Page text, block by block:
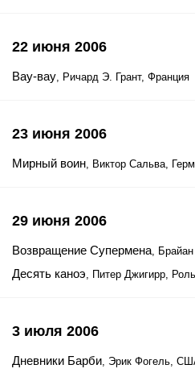
22 июня 2006
Вау-вау, Ричард Э. Грант, Франция
23 июня 2006
Мирный воин, Виктор Сальва,
29 июня 2006
Возвращение Супермена,
Десять каноэ, Питер Джигирр,
3 июля 2006
Дневники Барби, Эрик Фогель,